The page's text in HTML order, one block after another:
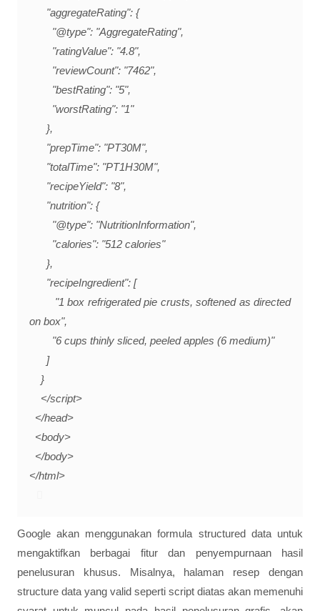
"aggregateRating": {
"@type": "AggregateRating",
"ratingValue": "4.8",
"reviewCount": "7462",
"bestRating": "5",
"worstRating": "1"
},
"prepTime": "PT30M",
"totalTime": "PT1H30M",
"recipeYield": "8",
"nutrition": {
"@type": "NutritionInformation",
"calories": "512 calories"
},
"recipeIngredient": [
"1 box refrigerated pie crusts, softened as directed
on box",
"6 cups thinly sliced, peeled apples (6 medium)"
]
}
</script>
</head>
<body>
</body>
</html>
Google akan menggunakan formula structured data untuk
mengaktifkan berbagai fitur dan penyempurnaan hasil
penelusuran khusus. Misalnya, halaman resep dengan
structure data yang valid seperti script diatas akan memenuhi